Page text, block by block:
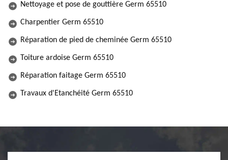
Nettoyage et pose de gouttière Germ 65510
Charpentier Germ 65510
Réparation de pied de cheminée Germ 65510
Toiture ardoise Germ 65510
Réparation faitage Germ 65510
Travaux d'Etanchéité Germ 65510